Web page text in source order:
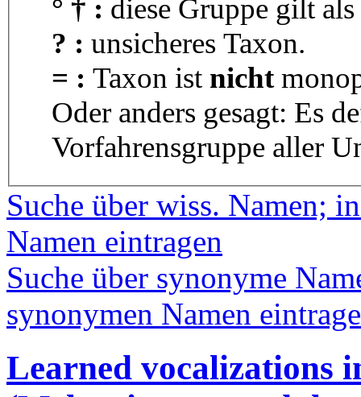
° † : diese Gruppe gilt als
? : unsicheres Taxon.
= : Taxon ist nicht
Oder anders gesagt: Es
Vorfahrensgruppe aller
Suche über wiss. Namen;
Namen eintragen
Suche über synonyme
synonymen Namen
Learned vocalizations